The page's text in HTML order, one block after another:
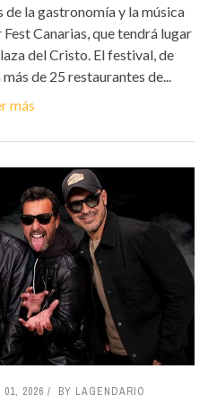
de la gastronomía y la música
Canarias, que tendrá lugar
del Cristo. El festival, de
de 25 restaurantes de...
más
01, 2026 BY LAGENDARIO